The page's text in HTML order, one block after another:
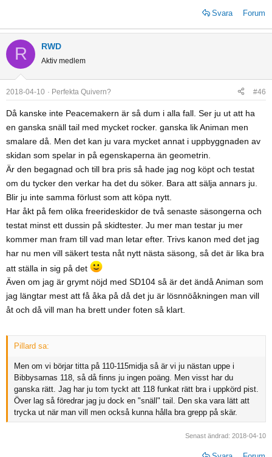
är några cm packad/pistad nysnö sen är den ju grymt skön i offpist
så fort det blir 15-20 cm nysnö, även om det blir lite vindpinat eller lite
blötsnö.
Svara Forum
R RWD
Aktiv medlem
2018-04-10 Perfekta Quivern? #46
Då kanske inte Peacemakern är så dum i alla fall. Ser ju ut att ha
en ganska snäll tail med mycket rocker. ganska lik Animan men
smalare då. Men det kan ju vara mycket annat i uppbyggnaden av
skidan som spelar in på egenskaperna än geometrin.
Är den begagnad och till bra pris så hade jag nog köpt och testat
om du tycker den verkar ha det du söker. Bara att sälja annars ju.
Blir ju inte samma förlust som att köpa nytt.
Har åkt på fem olika freerideskidor de två senaste säsongerna och
testat minst ett dussin på skidtester. Ju mer man testar ju mer
kommer man fram till vad man letar efter. Trivs kanon med det jag
har nu men vill säkert testa nåt nytt nästa säsong, så det är lika bra
att ställa in sig på det
Även om jag är grymt nöjd med SD104 så är det ändå Animan som
jag längtar mest att få åka på då det ju är lösnnöåkningen man vill
åt och då vill man ha brett under foten så klart.
Pillard sa:
Men om vi börjar titta på 110-115midja så är vi ju nästan uppe i
Bibbysarnas 118, så då finns ju ingen poäng. Men visst har du
ganska rätt. Jag har ju tom tyckt att 118 funkat rätt bra i uppkörd pist.
Över lag så föredrar jag ju dock en "snäll" tail. Den ska vara lätt att
trycka ut när man vill men också kunna hålla bra grepp på skär.
Senast ändrad: 2018-04-10